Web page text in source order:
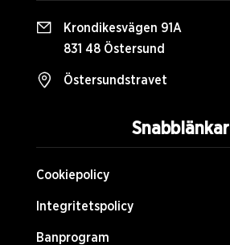
Snabblänkar
Cookiepolicy
Integritetspolicy
Banprogram
Krondikesvägen 91A
831 48 Östersund
Östersundstravet